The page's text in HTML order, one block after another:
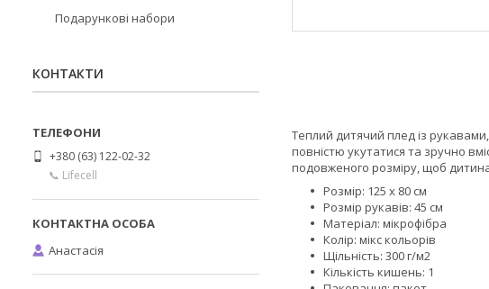
Теплий дитячий плед із
повністю укутатися та зручно
подовженого розміру, щоб
Розмір: 125 х 80 см
Розмір рукавів: 45 см
Матеріал: мікрофібра
Колір: мікс кольорів
Щільність: 300 г/м2
Кількість кишень: 1
Подарункові набори
КОНТАКТИ
+380 (63) 122-02-32
📞 Lifecell
Анастасія